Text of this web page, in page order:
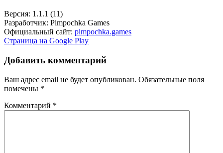
Версия: 1.1.1 (11)
Разработчик: Pimpochka Games
Официальный сайт: pimpochka.games
Страница на Google Play
Добавить комментарий
Ваш адрес email не будет опубликован. Обязательные поля
помечены *
Комментарий *